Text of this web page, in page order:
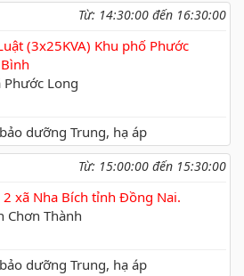
Từ: 14:30:00 đến 16:30:00
(3x25KVA) Khu phố Phước
Long
dưỡng Trung, hạ áp
Từ: 15:00:00 đến 15:30:00
xã Nha Bích tỉnh Đồng Nai.
Thành
dưỡng Trung, hạ áp